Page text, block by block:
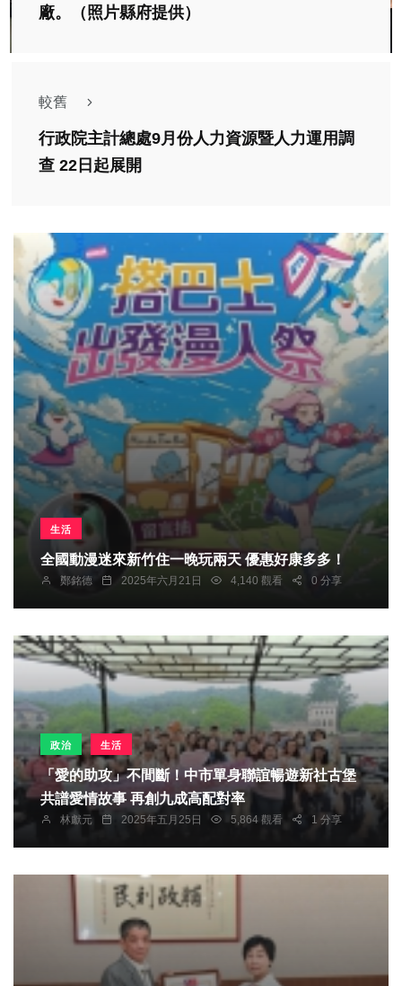
廠。（照片縣府提供）
較舊
行政院主計總處9月份人力資源暨人力運用調
查 22日起展開
生活
全國動漫迷來新竹住一晚玩兩天 優惠好康多多！
鄭銘德 2025年六月21日 4,140 觀看 0 分享
政治 生活
「愛的助攻」不間斷！中市單身聯誼暢遊新社古堡
共譜愛情故事 再創九成高配對率
林獻元 2025年五月25日 5,864 觀看 1 分享